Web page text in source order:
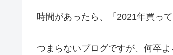
時間があったら、「2021年買っ
つまらないブログですが、何卒よ